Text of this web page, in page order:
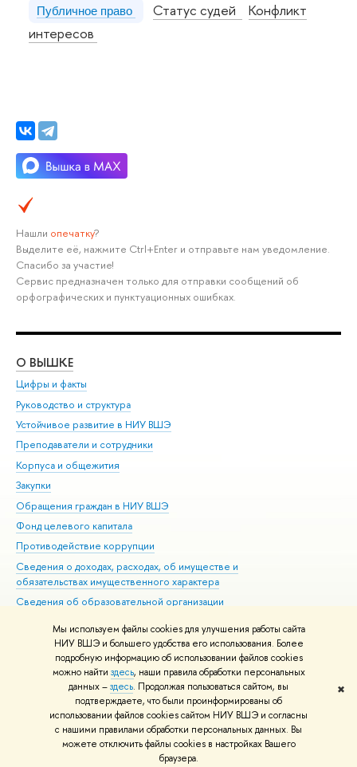
Мы используем файлы cookies для улучшения работы сайта
НИУ ВШЭ и большего удобства его использования. Более
подробную информацию об использовании файлов cookies
можно найти здесь, наши правила обработки персональных
данных –здесь. Продолжая пользоваться сайтом, вы
подтверждаете, что были проинформированы об
использовании файлов cookies сайтом НИУ ВШЭ и согласны
с нашими правилами обработки персональных данных. Вы
можете отключить файлы cookies в настройках Вашего
браузера.
✖
Публичное право Статус судей
Конфликт
интересов
Нашли опечатку?
Выделите её, нажмите Ctrl+Enter и отправьте нам уведомление.
Спасибо за участие!
Сервис предназначен только для отправки сообщений об
орфографических и пунктуационных ошибках.
О ВЫШКЕ
Цифры и факты
Руководство и структура
Устойчивое развитие в НИУ ВШЭ
Преподаватели и сотрудники
Корпуса и общежития
Закупки
Обращения граждан в НИУ ВШЭ
Фонд целевого капитала
Противодействие коррупции
Сведения о доходах, расходах, об имуществе и
обязательствах имущественного характера
Сведения об образовательной организации
Людям с ограниченными возможностями здоровья
Единая платежная страница
Работа в Вышке
© НИУ ВШЭ 1993–2026 Адреса и контакты Условия использования
материалов Политика конфиденциальности Карта сайта
Шрифты HSE Sans и HSE Slab разработаны вШколе дизайна НИУ ВШЭ